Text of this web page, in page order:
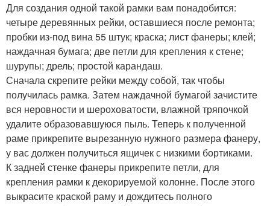
Для создания одной такой рамки вам понадобится:
четыре деревянных рейки, оставшиеся после ремонта;
пробки из-под вина 55 штук; краска; лист фанеры; клей;
наждачная бумага; две петли для крепления к стене;
шурупы; дрель; простой карандаш.
Сначала скрепите рейки между собой, так чтобы
получилась рамка. Затем наждачной бумагой зачистите
вся неровности и шероховатости, влажной тряпочкой
удалите образовавшуюся пыль. Теперь к полученной
раме прикрепите вырезанную нужного размера фанеру,
у вас должен получиться ящичек с низкими бортиками.
К задней стенке фанеры прикрепите петли, для
крепления рамки к декорируемой колонне. После этого
выкрасите краской раму и дождитесь полного